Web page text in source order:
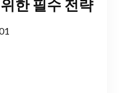
한 필수 전략